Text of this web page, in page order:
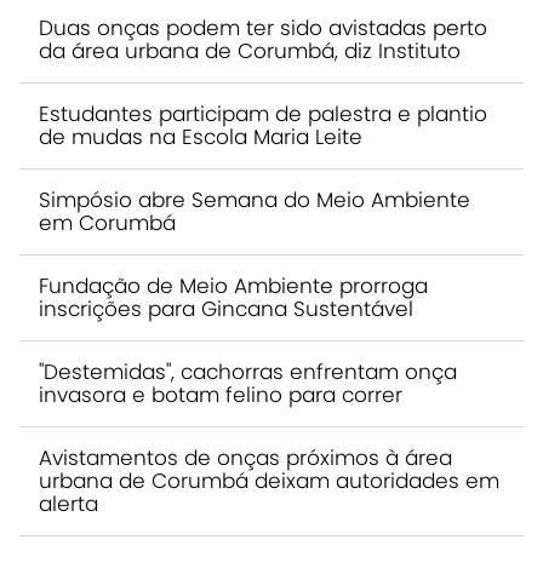
Duas onças podem ter sido avistadas perto
da área urbana de Corumbá, diz Instituto
Estudantes participam de palestra e plantio
de mudas na Escola Maria Leite
Simpósio abre Semana do Meio Ambiente
em Corumbá
Fundação de Meio Ambiente prorroga
inscrições para Gincana Sustentável
"Destemidas", cachorras enfrentam onça
invasora e botam felino para correr
Avistamentos de onças próximos à área
urbana de Corumbá deixam autoridades em
alerta